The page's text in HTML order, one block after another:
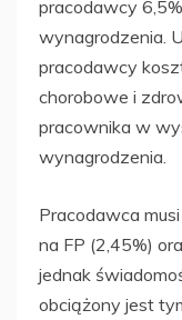
pracodawcy
wynagrodzenia.
pracodawcy
chorobowe i
pracownika w
wynagrodzenia.
Pracodawca
na FP (2,45%)
jednak
obciążony jest